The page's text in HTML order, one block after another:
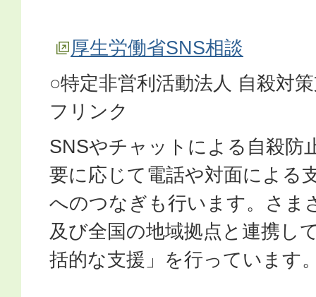
厚生労働省SNS相談
○特定非営利活動法人 自殺対
フリンク
SNSやチャットによる自殺防
要に応じて電話や対面による
へのつなぎも行います。さま
及び全国の地域拠点と連携し
括的な支援」を行っています